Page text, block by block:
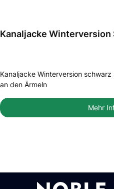
Kanaljacke Winterversion
Kanaljacke Winterversion
an den Ärmeln
Mehr